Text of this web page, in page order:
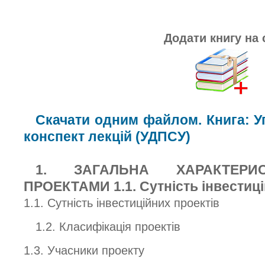
Додати книгу на
Скачати одним файлом. Книга:
конспект лекцій (УДПСУ)
1. ЗАГАЛЬНА
ПРОЕКТАМИ 1.1. Сутність
1.1. Сутність інвестиційних проектів
1.2. Класифікація проектів
1.3. Учасники проекту